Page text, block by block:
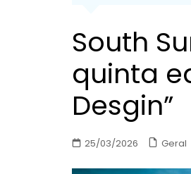
South
quinta
Desgin”
25/03/2026 Geral